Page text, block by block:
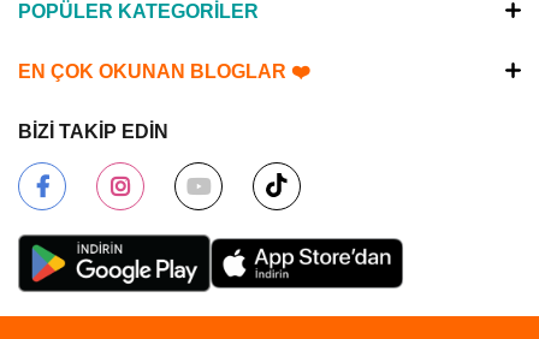
POPÜLER KATEGORİLER
EN ÇOK OKUNAN BLOGLAR ❤️
BİZİ TAKİP EDİN